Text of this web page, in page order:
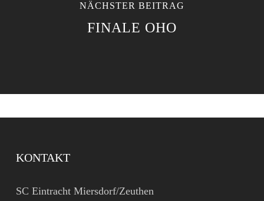
NÄCHSTER BEITRAG
FINALE OHO
KONTAKT
SC Eintracht Miersdorf/Zeuthen